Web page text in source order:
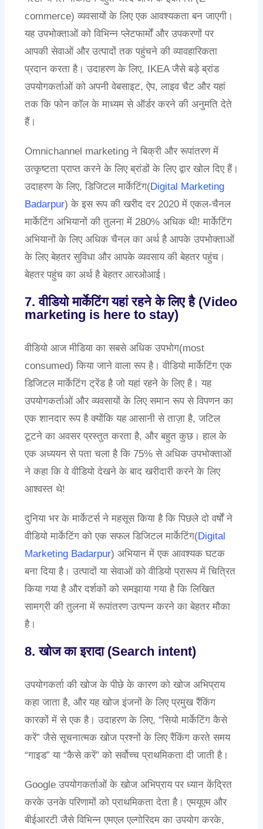
commerce) व्यवसायों के लिए एक आवश्यकता बन जाएगी।
यह उपभोक्ताओं को विभिन्न प्लेटफार्मों और उपकरणों पर
आपकी सेवाओं और उत्पादों तक पहुंचने की व्यावहारिकता
प्रदान करता है। उदाहरण के लिए, IKEA जैसे बड़े ब्रांड
उपयोगकर्ताओं को अपनी वेबसाइट, ऐप, लाइव चैट और यहां
तक कि फोन कॉल के माध्यम से ऑर्डर करने की अनुमति देते
हैं।
Omnichannel marketing ने बिक्री और रूपांतरण में
उत्कृष्टता प्राप्त करने के लिए ब्रांडों के लिए द्वार खोल दिए हैं।
उदाहरण के लिए, डिजिटल मार्केटिंग(Digital Marketing
Badarpur) के इस रूप की खरीद दर 2020 में एकल-चैनल
मार्केटिंग अभियानों की तुलना में 280% अधिक थी! मार्केटिंग
अभियानों के लिए अधिक चैनल का अर्थ है आपके उपभोक्ताओं
के लिए बेहतर सुविधा और आपके व्यवसाय की बेहतर पहुंच।
बेहतर पहुंच का अर्थ है बेहतर आरओआई।
7. वीडियो मार्केटिंग यहां रहने के लिए है (Video
marketing is here to stay)
वीडियो आज मीडिया का सबसे अधिक उपभोग(most
consumed) किया जाने वाला रूप है। वीडियो मार्केटिंग एक
डिजिटल मार्केटिंग ट्रेंड है जो यहां रहने के लिए है। यह
उपयोगकर्ताओं और व्यवसायों के लिए समान रूप से विपणन का
एक शानदार रूप है क्योंकि यह आसानी से ताज़ा है, जटिल
टूटने का अवसर प्रस्तुत करता है, और बहुत कुछ। हाल के
एक अध्ययन से पता चला है कि 75% से अधिक उपभोक्ताओं
ने कहा कि वे वीडियो देखने के बाद खरीदारी करने के लिए
आश्वस्त थे!
दुनिया भर के मार्केटर्स ने महसूस किया है कि पिछले दो वर्षों ने
वीडियो मार्केटिंग को एक सफल डिजिटल मार्केटिंग(Digital
Marketing Badarpur) अभियान में एक आवश्यक घटक
बना दिया है। उत्पादों या सेवाओं को वीडियो प्रारूप में चित्रित
किया गया है और दर्शकों को समझाया गया है कि लिखित
सामग्री की तुलना में रूपांतरण उत्पन्न करने का बेहतर मौका
है।
8. खोज का इरादा (Search intent)
उपयोगकर्ता की खोज के पीछे के कारण को खोज अभिप्राय
कहा जाता है, और यह खोज इंजनों के लिए प्रमुख रैंकिंग
कारकों में से एक है। उदाहरण के लिए, “सियो मार्केटिंग कैसे
करें” जैसे सूचनात्मक खोज प्रश्नों के लिए रैंकिंग करते समय
“गाइड” या “कैसे करें” को सर्वोच्च प्राथमिकता दी जाती है।
Google उपयोगकर्ताओं के खोज अभिप्राय पर ध्यान केंद्रित
करके उनके परिणामों को प्राथमिकता देता है। एमयूएम और
बीईआरटी जैसे विभिन्न एमएल एल्गोरिदम का उपयोग करके,